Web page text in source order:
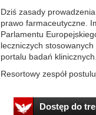
Dziś zasady
prawo farmaceutyczne.
Parlamentu
leczniczych
portalu badań klinicznych.
Resortowy zespół
Dostęp do